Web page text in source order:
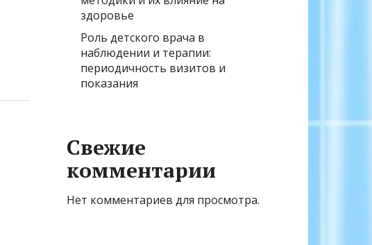
здоровье
Роль детского врача в
наблюдении и терапии:
периодичность визитов и
показания
Свежие
комментарии
Нет комментариев для просмотра.